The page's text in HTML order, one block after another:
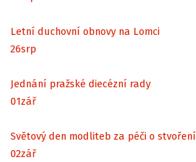
Letní duchovní obnovy na Lomci
26srp
Jednání pražské diecézní rady
01zář
Světový den modliteb za péči o stvoření
02zář